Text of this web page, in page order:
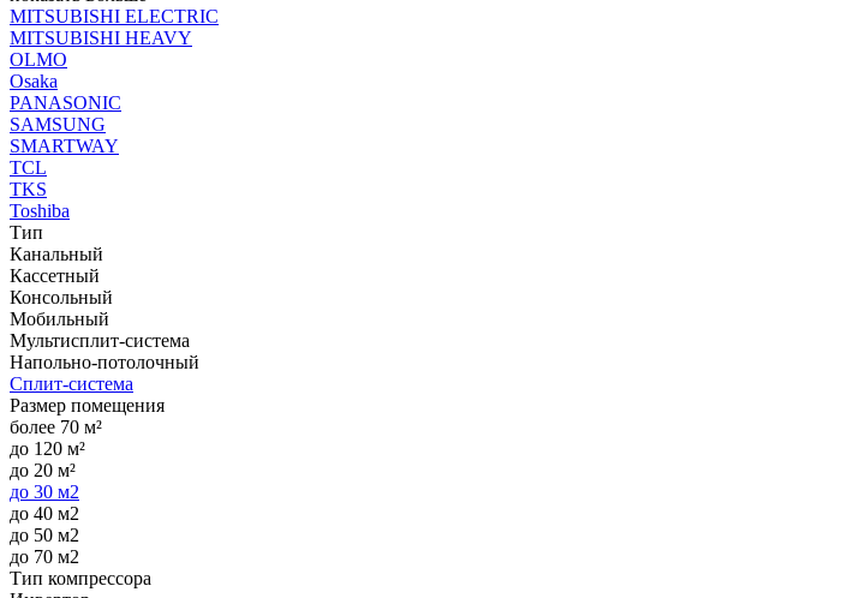
MITSUBISHI ELECTRIC
MITSUBISHI HEAVY
OLMO
Osaka
PANASONIC
SAMSUNG
SMARTWAY
TCL
TKS
Toshiba
Тип
Канальный
Кассетный
Консольный
Мобильный
Мультисплит-система
Напольно-потолочный
Сплит-система
Размер помещения
более 70 м²
до 120 м²
до 20 м²
до 30 м2
до 40 м2
до 50 м2
до 70 м2
Тип компрессора